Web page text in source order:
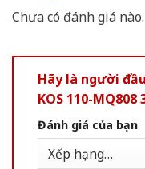
Chưa có đánh giá nào.
Hãy là người
KOS 110-MQ808
Đánh giá của bạn